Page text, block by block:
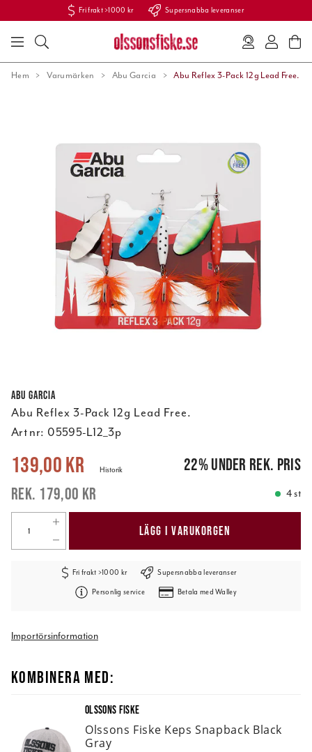
Fri frakt >1000 kr Supersnabba leveranser
Hem Varumärken Abu Garcia Abu Reflex 3-Pack 12g Lead Free.
Abu Garcia
Abu Reflex 3-Pack 12g Lead Free.
Art nr: 05595-L12_3p
Nuvarande pris:139,00 kr 179,00 kr
139,00 kr
179,00 kr
Historik 22%under rek. pris
4 st
LÄGG I VARUKORGEN
Fri frakt >1000 kr Supersnabba leveranser
Personlig service Betala med Walley
Importörsinformation
KOMBINERA MED:
OLSSONS FISKE
Olssons Fiske Keps Snapback Black
Gray